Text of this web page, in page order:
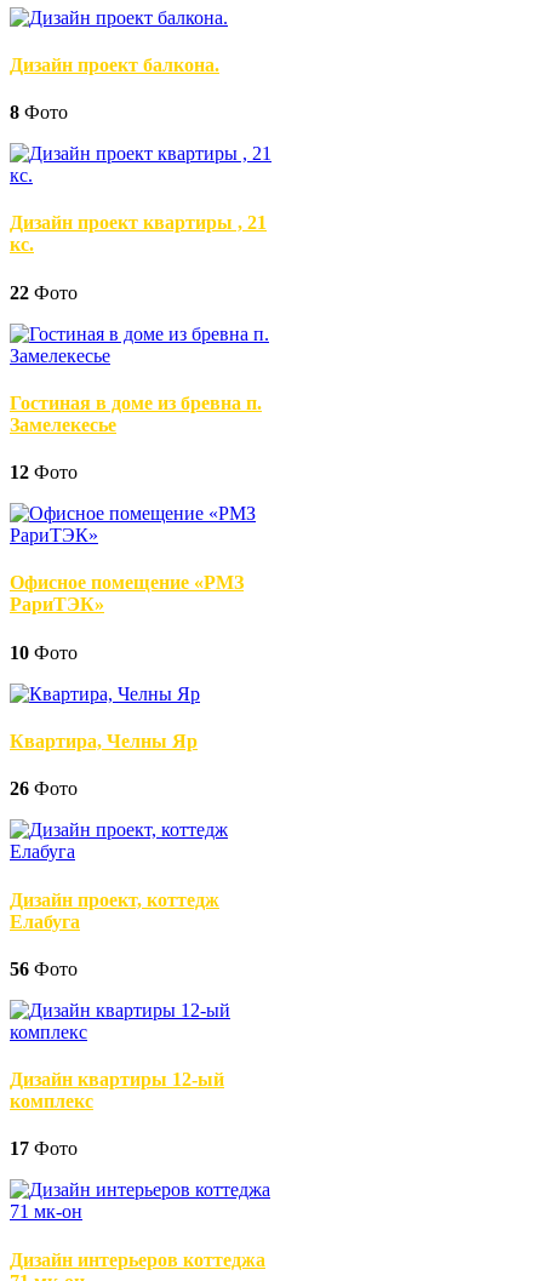
Дизайн проект балкона.
8 Фото
Дизайн проект квартиры , 21
кс.
22 Фото
Гостиная в доме из бревна п.
Замелекесье
12 Фото
Офисное помещение «РМЗ
РариТЭК»
10 Фото
Квартира, Челны Яр
26 Фото
Дизайн проект, коттедж
Елабуга
56 Фото
Дизайн квартиры 12-ый
комплекс
17 Фото
Дизайн интерьеров коттеджа